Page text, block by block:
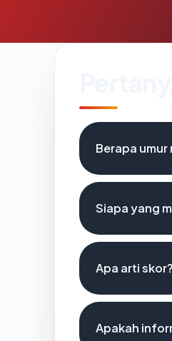
Berapa
Siapa yang
Apa arti skor?
Apakah